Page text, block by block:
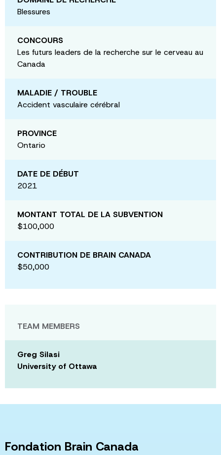
Blessures
CONCOURS
Les futurs leaders de la recherche sur le cerveau au
Canada
MALADIE / TROUBLE
Accident vasculaire cérébral
PROVINCE
Ontario
DATE DE DÉBUT
2021
MONTANT TOTAL DE LA SUBVENTION
$100,000
CONTRIBUTION DE BRAIN CANADA
$50,000
TEAM MEMBERS
Greg Silasi
University of Ottawa
Fondation Brain Canada